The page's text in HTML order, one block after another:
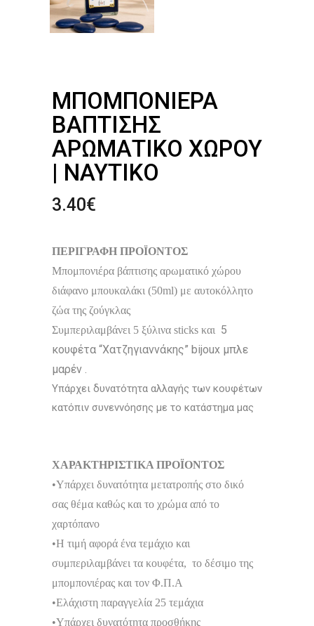
ΜΠΟΜΠΟΝΙΈΡΑ
ΒΆΠΤΙΣΗΣ
ΑΡΩΜΑΤΙΚΌ ΧΏΡΟΥ
| ΝΑΥΤΙΚΌ
3.40€
ΠΕΡΙΓΡΑΦΗ ΠΡΟΪΟΝΤΟΣ
Μπομπονιέρα βάπτισης αρωματικό χώρου
διάφανο μπουκαλάκι (50ml) με αυτοκόλλητο
ζώα της ζούγκλας
Συμπεριλαμβάνει 5 ξύλινα sticks και 5
κουφέτα “Χατζηγιαννάκης” bijoux μπλε
μαρέν .
Υπάρχει δυνατότητα αλλαγής των κουφέτων
κατόπιν συνεννόησης με το κατάστημα μας
ΧΑΡΑΚΤΗΡΙΣΤΙΚΑ ΠΡΟΪΟΝΤΟΣ
•Υπάρχει δυνατότητα μετατροπής στο δικό
σας θέμα καθώς και το χρώμα από το
χαρτόπανο
•Η τιμή αφορά ένα τεμάχιο και
συμπεριλαμβάνει τα κουφέτα, το δέσιμο της
μπομπονιέρας και τον Φ.Π.Α
•Ελάχιστη παραγγελία 25 τεμάχια
•Υπάρχει δυνατότητα προσθήκης